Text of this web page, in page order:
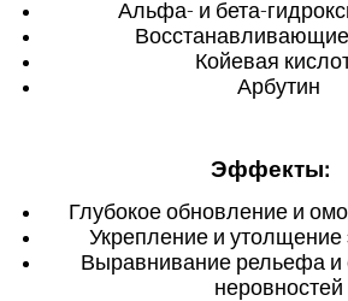
Альфа- и бета-
Койевая
Арбутин
Эффекты:
Глубокое обновление и
Укрепление и
Выравнивание рельефа и
неровностей